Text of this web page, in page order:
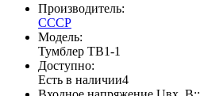
Производитель:
СССР
Модель:
Тумблер ТВ1-1
Доступно:
Есть в наличии4